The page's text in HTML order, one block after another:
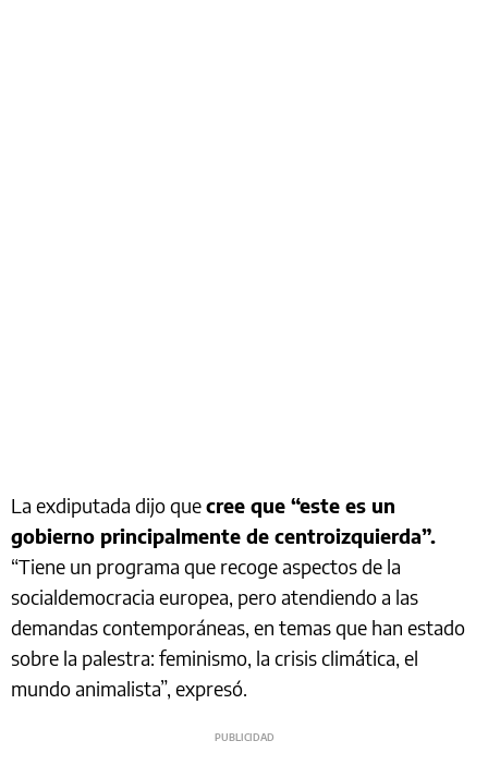
La exdiputada dijo quecree que “este es un
gobierno principalmente de centroizquierda”.
“Tiene un programa que recoge aspectos de la
socialdemocracia europea, pero atendiendo a las
demandas contemporáneas, en temas que han estado
sobre la palestra: feminismo, la crisis climática, el
mundo animalista”, expresó.